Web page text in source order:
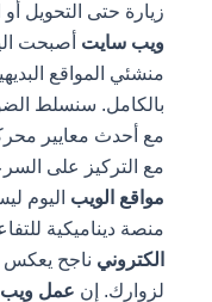
زيارة حتى التحويل
ويب سايتأصبحت
منشئي المواقع
بالكامل. سنسلط
مع أحدث معايير
مع التركيز على
مواقع الويباليوم
منصة ديناميكية
الكترونيناجح يعكس
لزوارك. إنعمل ويب